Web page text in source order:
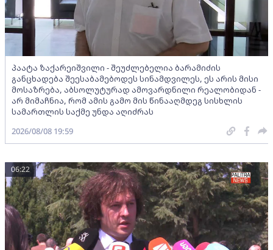
პაატა ზაქარეიშვილი - შეუძლებელია ბარამიძის
განცხადება შეესაბამებოდეს სინამდვილეს, ეს არის მისი
მოსაზრება, აბსოლუტურად ამოვარდნილი რეალობიდან -
არ მიმაჩნია, რომ ამის გამო მის წინააღმდეგ სისხლის
სამართლის საქმე უნდა აღიძრას
2026/08/08 19:59
06:22